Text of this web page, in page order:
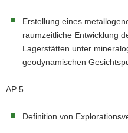
Erstellung eines
raumzeitliche Entwicklung
Lagerstätten unter
geodynamischen
AP 5
Definition von